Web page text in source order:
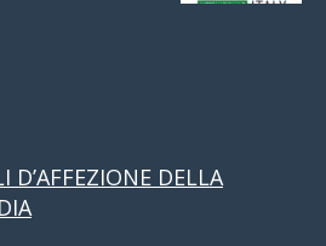
D’AFFEZIONE DELLA